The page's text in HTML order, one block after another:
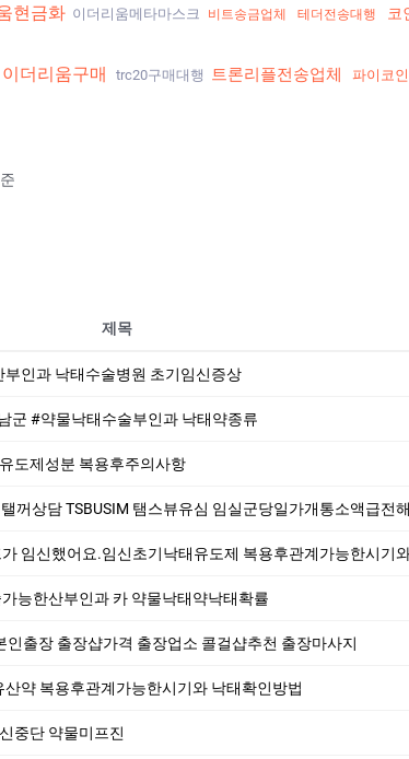
현금화 이더리움메타마스크 비트송금업체 테더전송대행 코
이더리움구매 trc20구매대행 트론리플전송업체 파이코
제목
인과 낙태수술병원 초기임신증상
군 #약물낙태수술부인과 낙­태약종류
도제성분 복용후주의사항
탬스뷰유심 임실군당일가개통소액급전해결방법 30만원급전 막폰
임신했어요.임신초기낙태유도제 복용후관계가능한시기
능한산부인과 카 약물낙태약낙태확률
인출장 출장샵가격 출장업소 콜걸샵추천 출장마사지
약 복용후관계가능한시기와 낙태확인방법
중단 약물미­프진